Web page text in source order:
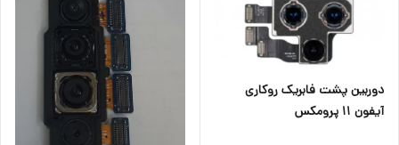
دوربین پشت فابریک روکاری
آیفون ۱۱ پرومکس